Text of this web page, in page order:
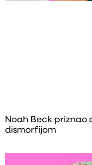
Noah Beck priznao
dismorfijom